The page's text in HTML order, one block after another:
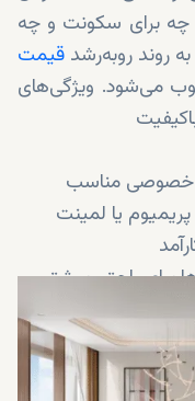
چه برای سکونت و چه
روند رو‌به‌رشد قیمت
می‌شود. ویژگی‌های
خصوصی مناسب
یا لمینت
برای راحتی بیشتر